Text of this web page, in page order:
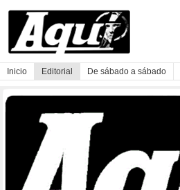
Inicio Editorial De sábado a sábado